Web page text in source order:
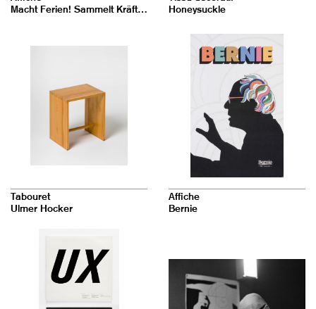
Macht Ferien! Sammelt Kräfte für die neue Zeit!
Honeysuckle
Tabouret
Ulmer Hocker
Affiche
Bernie